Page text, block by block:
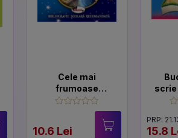
Cele mai
frumoase
povesti de
Andersen
10.6 Lei
scrie
PRP:
15.8